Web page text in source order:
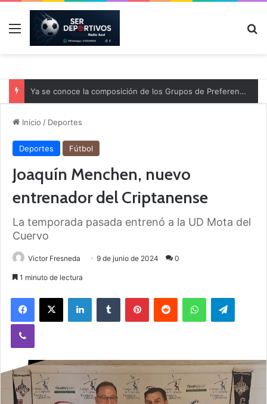
Menú
Ya se conoce la composición de los Grupos de Preferente y el calendario
Inicio / Deportes
Deportes Fútbol
Joaquín Menchen, nuevo
entrenador del Criptanense
La temporada pasada entrenó a la UD Mota del
Cuervo
Victor Fresneda 9 de junio de 2024 0
1 minuto de lectura